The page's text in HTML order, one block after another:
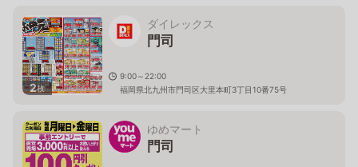
2枚
ダイレックス
門司
9:00～22:00
福岡県北九州市門司区大里本町3丁目10番75号
ゆめマート
門司